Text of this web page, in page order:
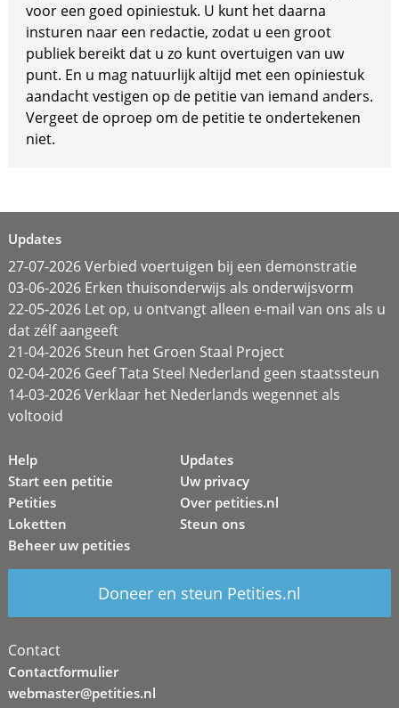
voor een goed opiniestuk. U kunt het daarna
insturen naar een redactie, zodat u een groot
publiek bereikt dat u zo kunt overtuigen van uw
punt. En u mag natuurlijk altijd met een opiniestuk
aandacht vestigen op de petitie van iemand anders.
Vergeet de oproep om de petitie te ondertekenen
niet.
Updates
27-07-2026 Verbied voertuigen bij een demonstratie
03-06-2026 Erken thuisonderwijs als onderwijsvorm
22-05-2026 Let op, u ontvangt alleen e-mail van ons als u
dat zélf aangeeft
21-04-2026 Steun het Groen Staal Project
02-04-2026 Geef Tata Steel Nederland geen staatssteun
14-03-2026 Verklaar het Nederlands wegennet als
voltooid
Help
Start een petitie
Petities
Loketten
Beheer uw petities
Updates
Uw privacy
Over petities.nl
Steun ons
Doneer en steun Petities.nl
Contact
Contactformulier
webmaster@petities.nl